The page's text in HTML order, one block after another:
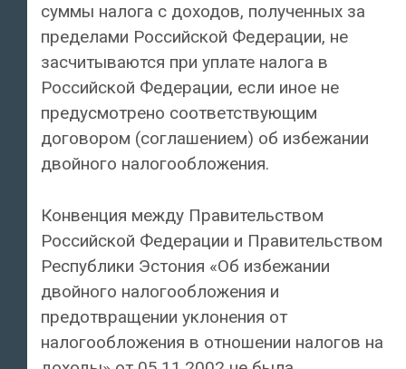
суммы налога с доходов, полученных за
пределами Российской Федерации, не
засчитываются при уплате налога в
Российской Федерации, если иное не
предусмотрено соответствующим
договором (соглашением) об избежании
двойного налогообложения.
Конвенция между Правительством
Российской Федерации и Правительством
Республики Эстония «Об избежании
двойного налогообложения и
предотвращении уклонения от
налогообложения в отношении налогов на